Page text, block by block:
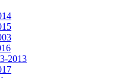
2013